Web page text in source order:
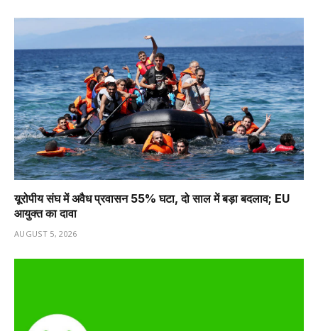
यूरोपीय संघ में अवैध प्रवासन 55% घटा, दो साल में बड़ा बदलाव; EU
आयुक्त का दावा
AUGUST 5, 2026